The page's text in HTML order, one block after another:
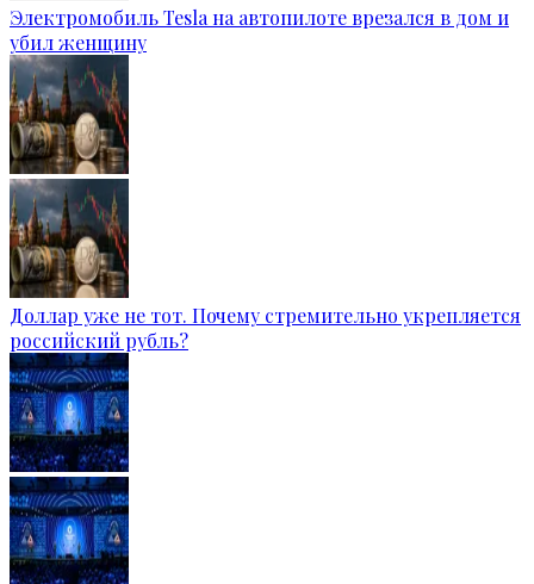
Электромобиль Tesla на автопилоте врезался в дом и
убил женщину
Доллар уже не тот. Почему стремительно укрепляется
российский рубль?